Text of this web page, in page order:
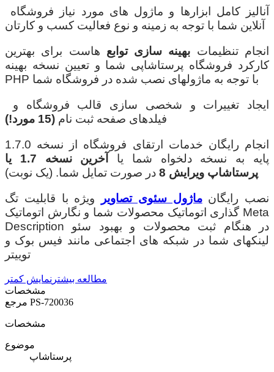
آنلاین شما با توجه به زمینه و نوع فعالیت کسب و کارتان
انجام تنظیمات بهینه سازی توابع هاست برای بهترین
کارکرد فروشگاه پرستاشاپی شما و تعیین نسخه بهینه
PHP با توجه به ماژولهای نصب شده در فروشگاه شما
فیلدهای صفحه ثبت نام (15 مورد!)
انجام رایگان خدمات ارتقای فروشگاه از نسخه 1.7.0
پایه به نسخه دلخواه شما یا
آخرین نسخه 1.7 یا
پرستاشاپ ویرایش 8
در صورت تمایل شما. (یک نوبت)
نصب رایگانماژول سئوی تصاویر
ویژه با قابلیت تگ
گذاری اتوماتیک محصولات شما و نگارش اتوماتیک Meta
Description در هنگام ثبت محصولات و بهبود سئو
لینکهای شما در شبکه های اجتماعی مانند فیس بوک و
توییتر
مطالعه بیشتر نمایش کمتر
مشخصات
PS-720036
مشخصات
موضوع
پرستاشاپ